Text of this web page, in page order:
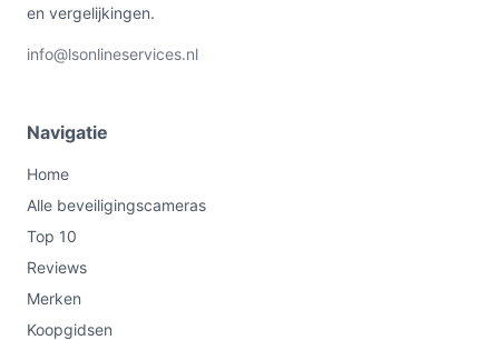
en vergelijkingen.
info@lsonlineservices.nl
Navigatie
Home
Alle beveiligingscameras
Top 10
Reviews
Merken
Koopgidsen